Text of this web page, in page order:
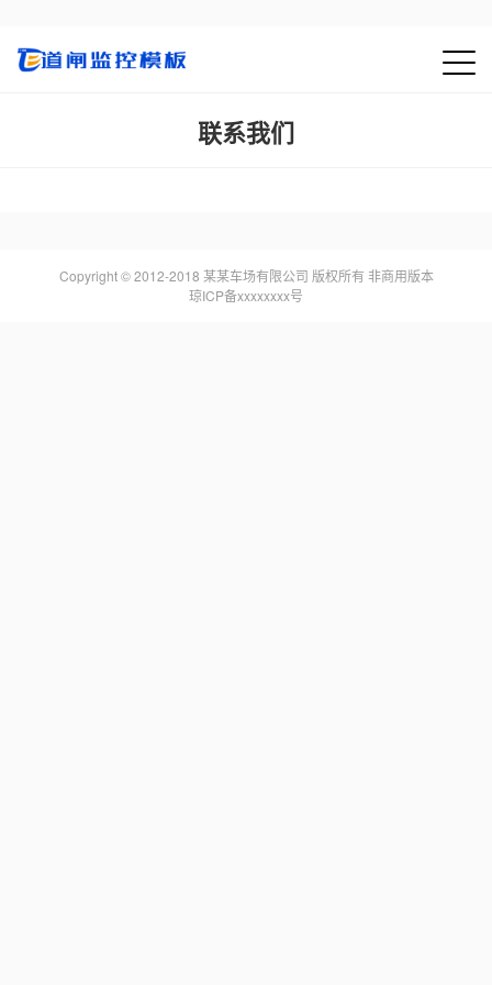
联系我们
Copyright © 2012-2018 某某车场有限公司 版权所有 非商用版本
琼ICP备xxxxxxxx号